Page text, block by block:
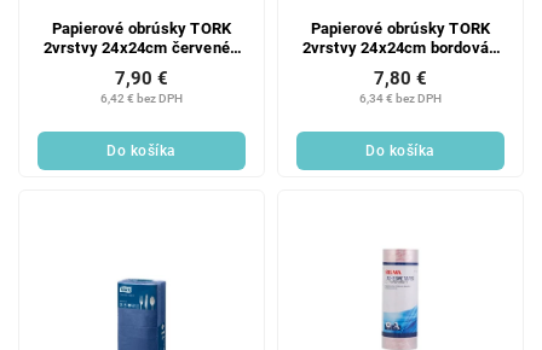
Papierové obrúsky TORK
2vrstvy 24x24cm červené -
200ks
6,42 € bez DPH
7,90 €
Do košíka
Papierové obrúsky TORK
2vrstvy 24x24cm bordová -
200ks
6,34 € bez DPH
7,80 €
Do košíka